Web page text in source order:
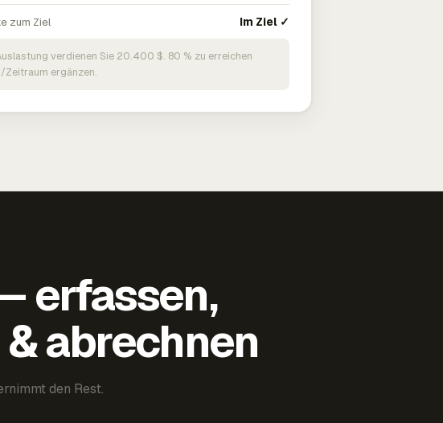
zum Ziel Im Ziel ✓
verdienen Sie 20.400 $. 80 % zu erreichen
ergänzen.
erfassen,
abrechnen
den Rest.